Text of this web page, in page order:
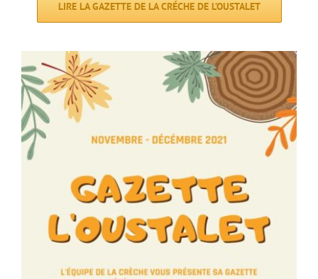
LIRE LA GAZETTE DE LA CRÉCHE DE L’OUSTALET